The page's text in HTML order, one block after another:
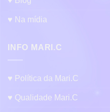
♥ Na mídia
INFO MARI.C
♥ Política da Mari.C
♥ Qualidade Mari.C